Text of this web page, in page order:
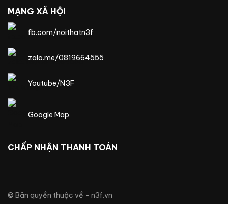
MẠNG XÃ HỘI
fb.com/noithatn3f
zalo.me/0819664555
Youtube/N3F
Google Map
CHẤP NHẬN THANH TOÁN
© Bản quyền thuộc về - n3f.vn